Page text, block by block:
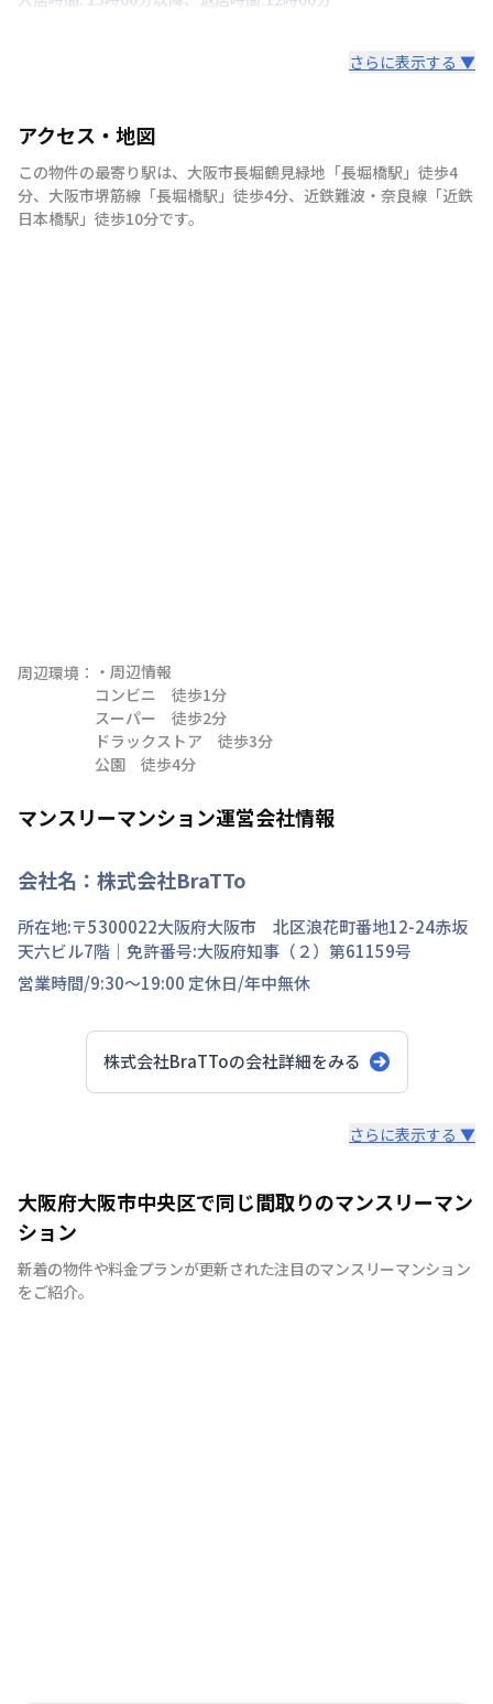
さらに表示する ▼
アクセス・地図
この物件の最寄り駅は、 大阪市長堀鶴見緑地 「長堀橋駅 」 徒歩4
分、 大阪市堺筋線 「長堀橋駅 」 徒歩4分、 近鉄難波・奈良線 「近鉄
日本橋駅 」 徒歩10分です。
周辺環境： ・周辺情報
コンビニ　徒歩1分
スーパー　徒歩2分
ドラックストア　徒歩3分
公園　徒歩4分
マンスリーマンション運営会社情報
会社名： 株式会社BraTTo
所在地:〒5300022大阪府大阪市 北区浪花町番地12-24赤坂
天六ビル7階 ｜免許番号:大阪府知事（２）第61159号
営業時間/9:30～19:00 定休日/年中無休
株式会社BraTToの会社詳細をみる
全国の主要都市を中心に、即日から利用可能なウィークリ
ーマンションやマンスリーマンションを紹介しておりま
す。大学受験、単身赴任など様々な用途でお使い いただ
ける『BraTTo×weekly＆monthly』をぜひご利用くださ
い。 敷金・礼金はかかりません。電気・ガス・水道の手
さらに表示する ▼
大阪府大阪市中央区で同じ間取りのマンスリーマン
ション
新着の物件や料金プランが更新された注目のマンスリーマンション
をご紹介。